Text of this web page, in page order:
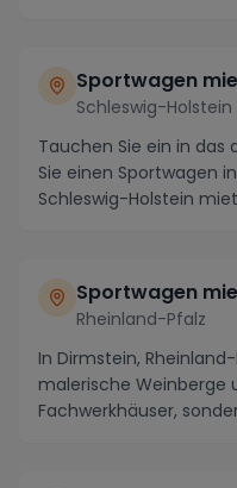
Sportwagen
Schleswig-Holstein
Tauchen Sie ein in das
Sie einen Sportwagen
Schleswig-Holstein
Sportwagen
Rheinland-Pfalz
In Dirmstein,
malerische Weinberge
Fachwerkhäuser,